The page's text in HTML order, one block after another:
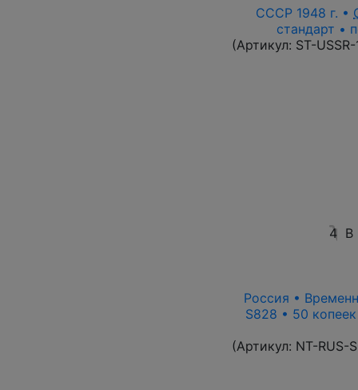
СССР 1948 г. •
стандарт •
(Артикул: ST-
4 В
Россия •
S828 • 50
(Артикул: NT-RUS-